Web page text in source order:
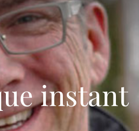
instant